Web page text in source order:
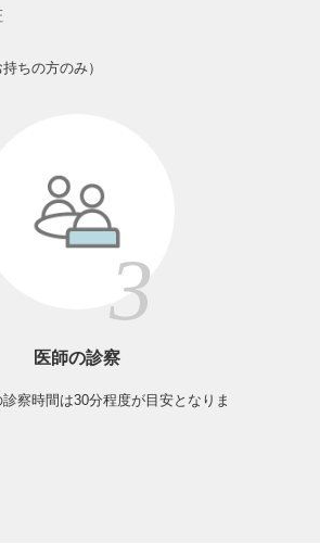
ちの方のみ）
医師の診察
察時間は30分程度が目安となりま